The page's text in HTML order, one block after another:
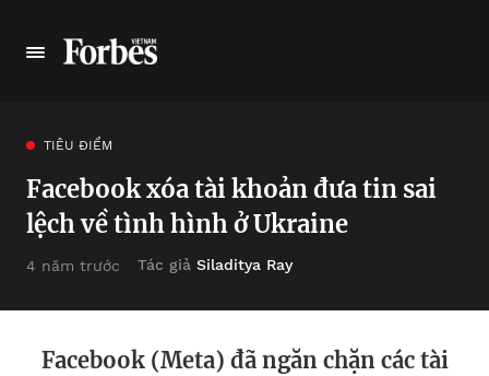
TIÊU ĐIỂM
Facebook xóa tài khoản đưa tin sai
lệch về tình hình ở Ukraine
4 năm trước Tác giả Siladitya Ray
Facebook (Meta) đã ngăn chặn các tài